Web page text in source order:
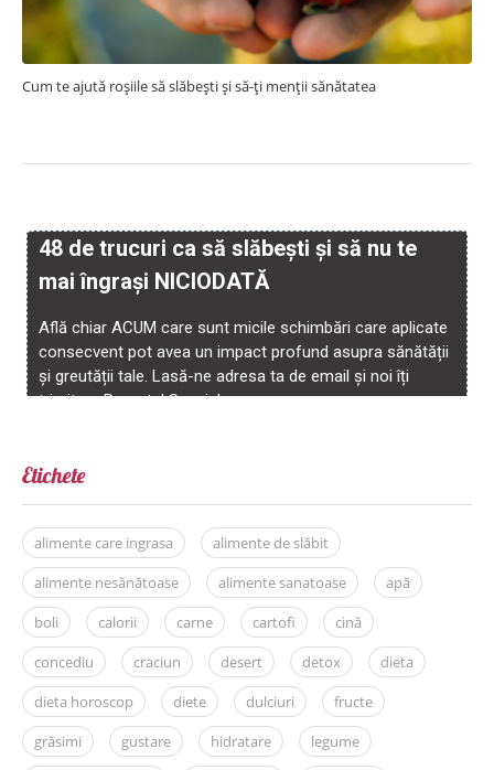
Cum te ajută roșiile să slăbești și să-ți menții sănătatea
Etichete
alimente care ingrasa
alimente de slăbit
alimente nesănătoase
alimente sanatoase
apă
boli
calorii carne cartofi
cină
concediu
craciun desert detox
dieta
dieta horoscop
diete dulciuri
fructe
grăsimi
gustare hidratare
legume